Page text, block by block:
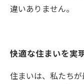
違いありません。
快適な住まいを実
住まいは、私たち